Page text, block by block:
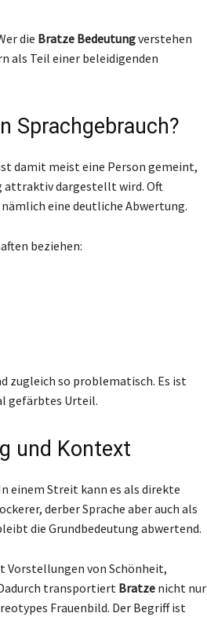
die Bratze Bedeutungverstehen
als Teil einer beleidigenden
Sprachgebrauch?
damit meist eine Person gemeint,
attraktiv dargestellt wird. Oft
eine deutliche Abwertung.
beziehen:
zugleich so problematisch. Es ist
gefärbtes Urteil.
und Kontext
einem Streit kann es als direkte
derber Sprache aber auch als
die Grundbedeutung abwertend.
Vorstellungen von Schönheit,
transportiert Bratzenicht nur
Frauenbild. Der Begriff ist